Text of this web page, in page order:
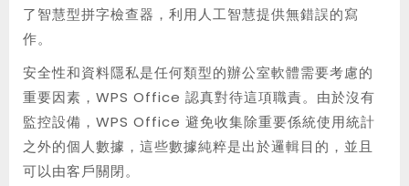
了智慧型拼字檢查器，利用人工智慧提供無錯誤的寫
作。
安全性和資料隱私是任何類型的辦公室軟體需要考慮的
重要因素，WPS Office 認真對待這項職責。由於沒有
監控設備，WPS Office 避免收集除重要係統使用統計
之外的個人數據，這些數據純粹是出於邏輯目的，並且
可以由客戶關閉。